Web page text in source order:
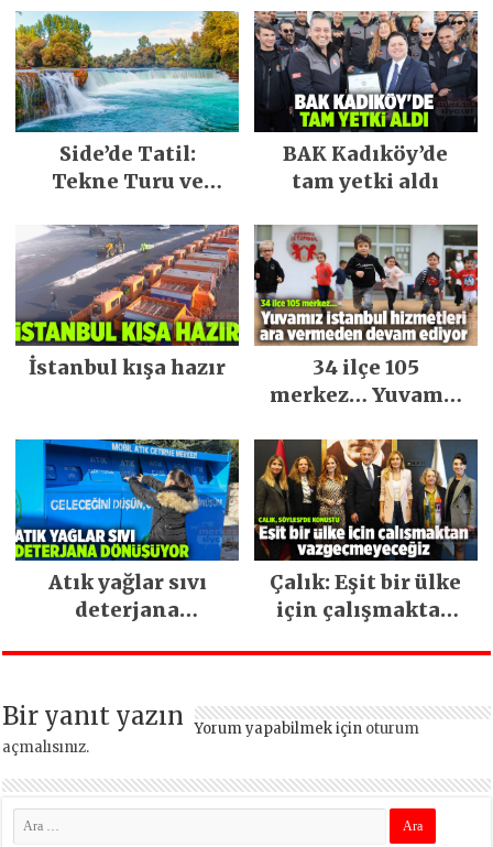
Side’de Tatil:
Tekne Turu ve
BAK Kadıköy’de
tam yetki aldı
İstanbul kışa hazır
34 ilçe 105
merkez… Yuvamız
ara vermeden
devam ediyor
Atık yağlar sıvı
deterjana
Çalık: Eşit bir ülke
için çalışmaktan
Bir yanıt yazın Yorum yapabilmek için oturum
açmalısınız.